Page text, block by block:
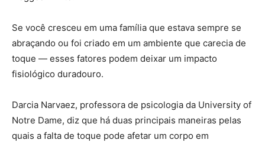
Se você cresceu em uma família que estava sempre se
abraçando ou foi criado em um ambiente que carecia de
toque — esses fatores podem deixar um impacto
fisiológico duradouro.
Darcia Narvaez, professora de psicologia da University of
Notre Dame, diz que há duas principais maneiras pelas
quais a falta de toque pode afetar um corpo em